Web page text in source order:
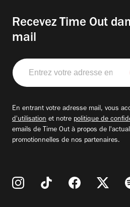
Recevez Time Out
mail
Entrez
votre
adresse
En entrant votre adresse mail, vous
d'utilisation et notre politique de
emails de Time Out à propos de
promotionnelles de nos partenaires.